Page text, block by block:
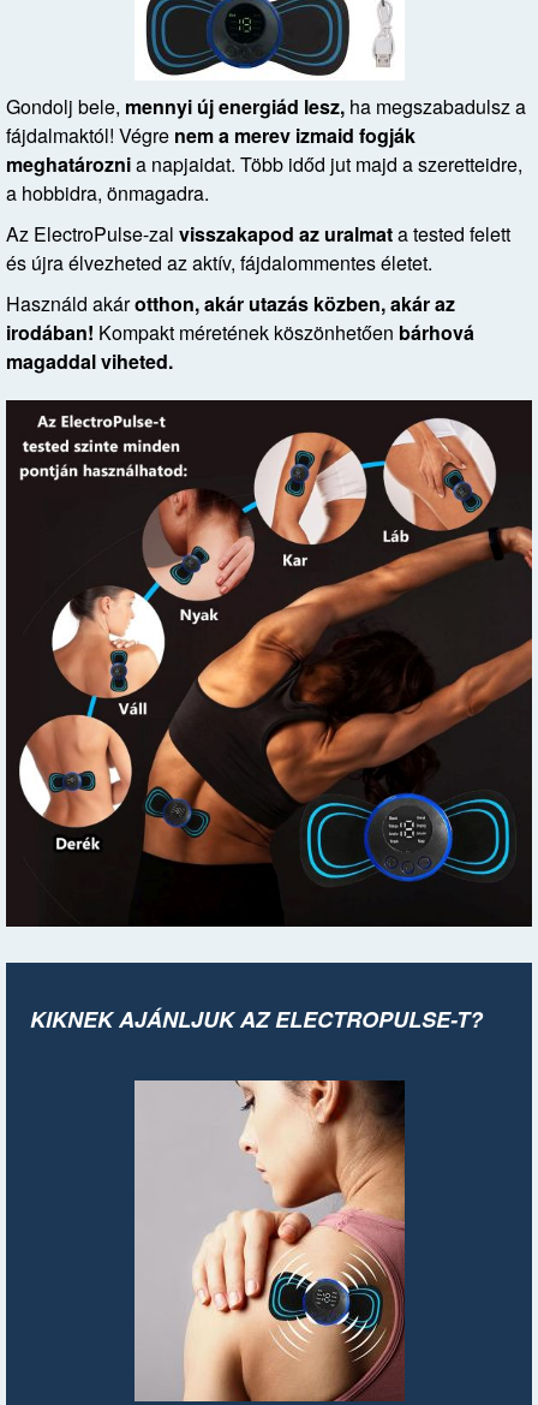
Gondolj bele, mennyi új energiád lesz, ha megszabadulsz a
fájdalmaktól! Végre nem a merev izmaid fogják
meghatároznia napjaidat. Több időd jut majd a szeretteidre,
a hobbidra, önmagadra.
Az ElectroPulse-zal visszakapod az uralmata tested felett
és újra élvezheted az aktív, fájdalommentes életet.
Használd akárotthon, akár utazás közben, akár az
irodában! Kompakt méretének köszönhetően bárhová
magaddal viheted.
KIKNEK AJÁNLJUK AZ ELECTROPULSE-T?